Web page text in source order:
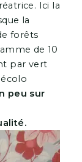
Ici la
la
forêts
de 10
par vert
peu sur